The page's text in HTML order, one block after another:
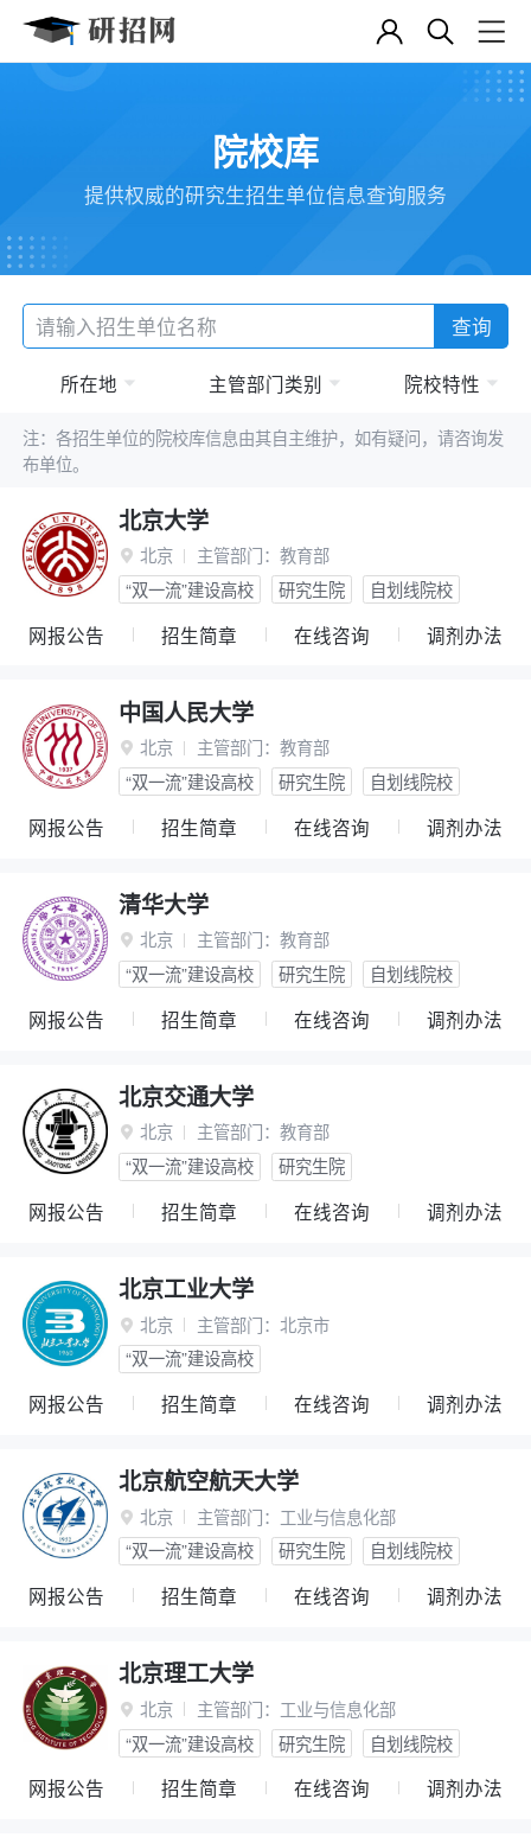
院校库
提供权威的研究生招生单位信息查询服务
查询
所在地 主管部门类别 院校特性
注：各招生单位的院校库信息由其自主维护，如有疑问，请咨询发
布单位。
北京大学
 北京 主管部门： 教育部
“双一流”建设高校
研究生院 自划线院校
网报公告 招生简章 在线咨询 调剂办法
中国人民大学
 北京 主管部门： 教育部
“双一流”建设高校
研究生院 自划线院校
网报公告 招生简章 在线咨询 调剂办法
清华大学
 北京 主管部门： 教育部
“双一流”建设高校
研究生院 自划线院校
网报公告 招生简章 在线咨询 调剂办法
北京交通大学
 北京 主管部门： 教育部
“双一流”建设高校
研究生院
网报公告 招生简章 在线咨询 调剂办法
北京工业大学
 北京 主管部门： 北京市
“双一流”建设高校
网报公告 招生简章 在线咨询 调剂办法
北京航空航天大学
 北京 主管部门： 工业与信息化部
“双一流”建设高校
研究生院 自划线院校
网报公告 招生简章 在线咨询 调剂办法
北京理工大学
 北京 主管部门： 工业与信息化部
“双一流”建设高校
研究生院 自划线院校
网报公告 招生简章 在线咨询 调剂办法